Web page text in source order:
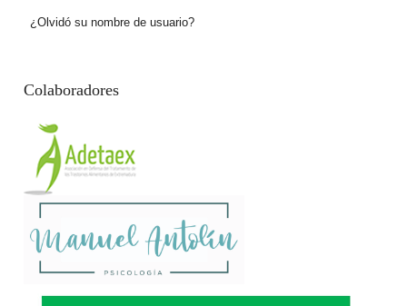
¿Olvidó su nombre de usuario?
Colaboradores